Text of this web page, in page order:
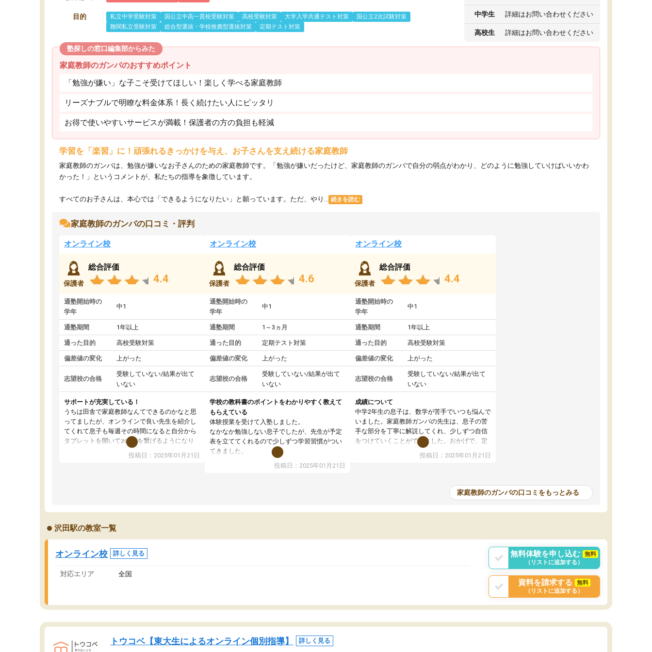
目的 私立中学受験対策 国公立中高一貫校受験対策 高校受験対策 大学入学共通テスト対策
国公立2次試験対策
難関私立受験対策
総合型選抜・学校推薦型選抜対策 定期テスト対策
中学生 詳細はお問い合わせください
高校生 詳細はお問い合わせください
塾探しの窓口編集部からみた
家庭教師のガンバのおすすめポイント
「勉強が嫌い」な子こそ受けてほしい！楽しく学べる家庭教師
リーズナブルで明瞭な料金体系！長く続けたい人にピッタリ
お得で使いやすいサービスが満載！保護者の方の負担も軽減
学習を「楽習」に！頑張れるきっかけを与え、お子さんを支え続ける家庭教師
家庭教師のガンバは、勉強が嫌いなお子さんのための家庭教師です。「勉強が嫌いだったけど、家庭教師のガンバで自分の弱点がわかり、どのように勉強していけばいいかわ
かった！」というコメントが、私たちの指導を象徴しています。
すべてのお子さんは、本心では「できるようになりたい」と願っています。ただ、やり... 続きを読む
家庭教師のガンバの口コミ・評判
オンライン校
保護者
総合評価
4.4
通塾開始時の
学年
中1
通塾期間 1年以上
通った目的 高校受験対策
偏差値の変化 上がった
志望校の合格
受験していない/結果が出て
いない
サポートが充実している！
うちは田舎で家庭教師なんてできるのかなと思
ってましたが、オンラインで良い先生を紹介し
てくれて息子も毎週その時間になると自分から
タブレットを開いてzoomを繋げるようになり
ました！5科目なんでもOKなのもとても気に入
投稿日：2025年01月21日
オンライン校
保護者
総合評価
4.6
通塾開始時の
学年
中1
通塾期間 1～3ヵ月
通った目的 定期テスト対策
偏差値の変化 上がった
志望校の合格
受験していない/結果が出て
いない
学校の教科書のポイントをわかりやすく教えて
もらえている
体験授業を受けて入塾しました。
なかなか勉強しない息子でしたが、先生が予定
表を立ててくれるので少しずつ学習習慣がつい
てきました。
オンラインで週に一度の受講ですが、指導が無
い日も予定表に基づいて勉強したり、LINEでわ
投稿日：2025年01月21日
オンライン校
保護者
総合評価
4.4
通塾開始時の
学年
中1
通塾期間 1年以上
通った目的 高校受験対策
偏差値の変化 上がった
志望校の合格
受験していない/結果が出て
いない
成績について
中学2年生の息子は、数学が苦手でいつも悩んで
いました。家庭教師ガンバの先生は、息子の苦
手な部分を丁寧に解説してくれ、少しずつ自信
をつけていくことができました。おかげで、定
期テストの成績が10点以上アップし、本人もと
投稿日：2025年01月21日
家庭教師のガンバの口コミをもっとみる
沢田駅の教室一覧
オンライン校 詳しく見る
対応エリア 全国
無料体験を申し込む
無料
（リストに追加する）
資料を請求する
無料
（リストに追加する）
トウコベ【東大生によるオンライン個別指導】 詳しく見る